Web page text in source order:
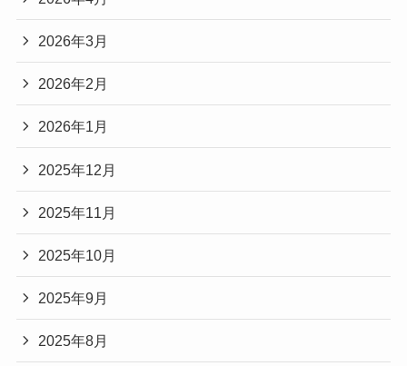
2026年3月
2026年2月
2026年1月
2025年12月
2025年11月
2025年10月
2025年9月
2025年8月